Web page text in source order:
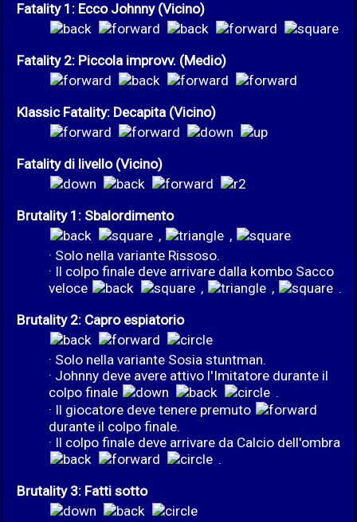
Fatality 1: Ecco Johnny (Vicino)
Fatality 2: Piccola improvv. (Medio)
Klassic Fatality: Decapita (Vicino)
Fatality di livello (Vicino)
Brutality 1: Sbalordimento
,
,
· Solo nella variante Rissoso.
· Il colpo finale deve arrivare dalla kombo Sacco
veloce
, ,
.
Brutality 2: Capro espiatorio
· Solo nella variante Sosia stuntman.
· Johnny deve avere attivo l'Imitatore durante il
colpo finale
.
· Il giocatore deve tenere premuto
durante il colpo finale.
· Il colpo finale deve arrivare da Calcio dell'ombra
.
Brutality 3: Fatti sotto